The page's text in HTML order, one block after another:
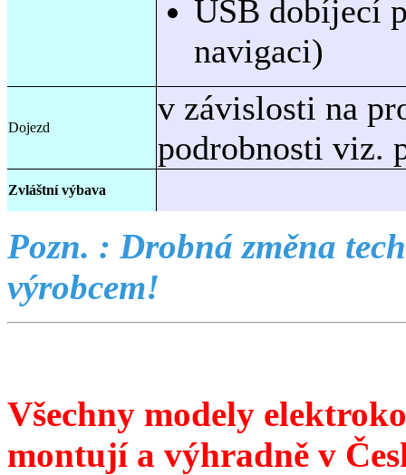
USB dobíjecí
navigaci)
Dojezd
v závislosti na
podrobnosti viz.
Zvláštní výbava
Pozn. : Drobná změna
výrobcem!
Všechny modely
montují a výhradně v